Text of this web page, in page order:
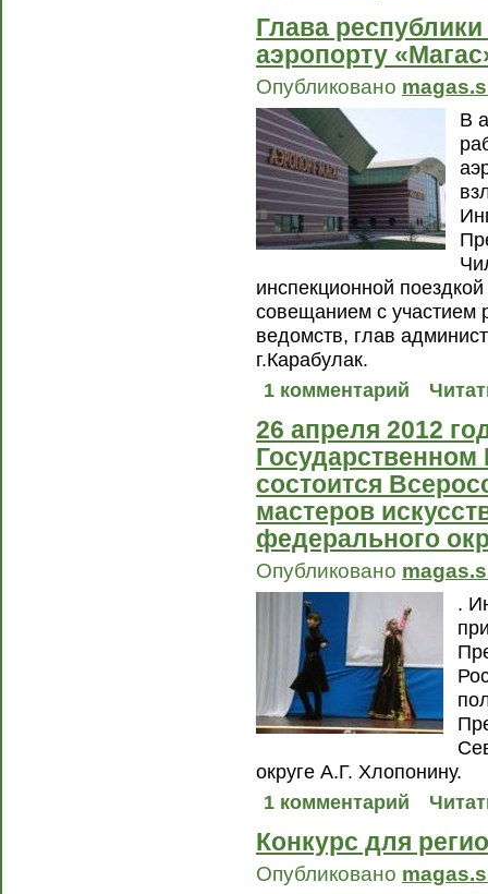
Глава
аэропорту
Опубликовано
В
инспекционной
совещанием с участием
ведомств, глав
г.Карабулак.
1 комментарий
26 апреля 2012
состоится
мастеров
федерального
Опубликовано
.
округе А.Г. Хлопонину.
1 комментарий
Конкурс для
Опубликовано